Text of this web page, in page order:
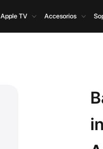
Apple TV Accesorios